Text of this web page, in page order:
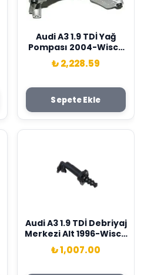
Audi A3 1.9 TDİ Yağ
Pompası 2004-Wisco
Marka 038115105C
₺ 2,228.59
Sepete Ekle
Audi A3 1.9 TDİ Debriyaj
Merkezi Alt 1996-Wisco
Marka 1J0721261D
₺ 1,007.00